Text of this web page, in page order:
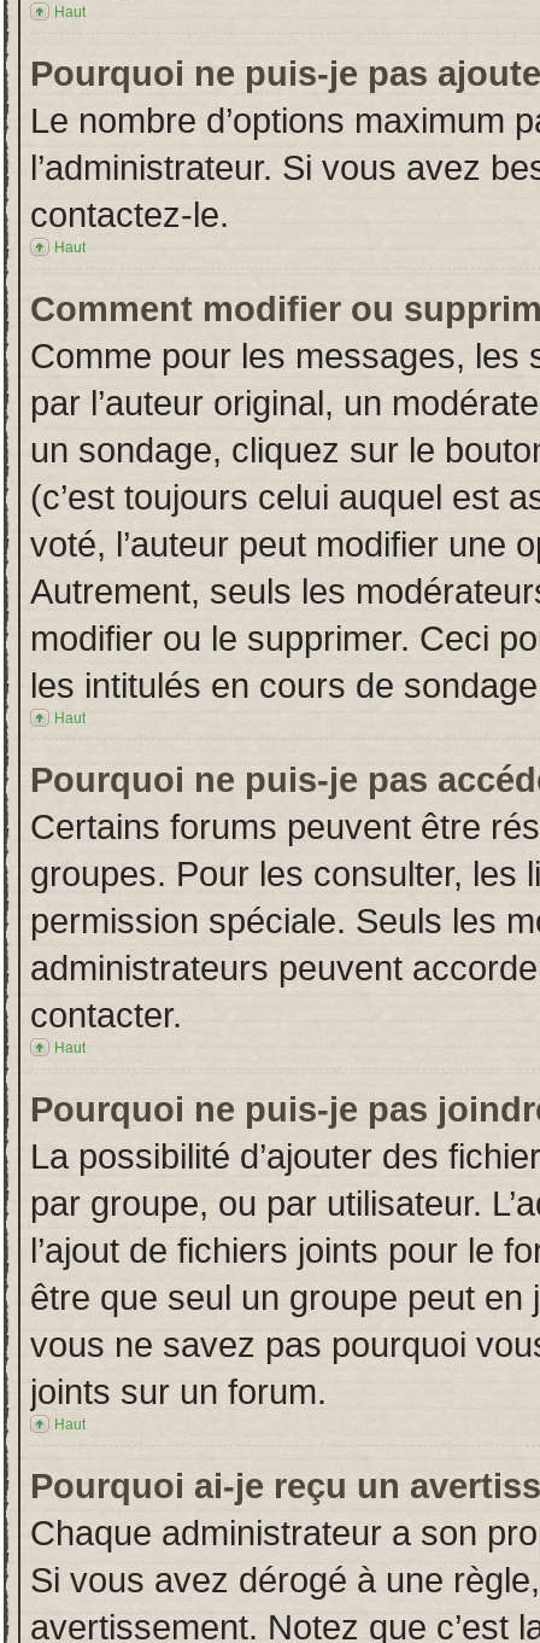
Haut
Pourquoi ne puis-je pas
Le nombre d’options maximum
l’administrateur. Si vous avez
contactez-le.
Haut
Comment modifier ou
Comme pour les messages, les
par l’auteur original, un
un sondage, cliquez sur le
(c’est toujours celui auquel est
voté, l’auteur peut modifier une
Autrement, seuls les
modifier ou le supprimer. Ceci
les intitulés en cours de
Haut
Pourquoi ne puis-je pas
Certains forums peuvent être
groupes. Pour les consulter, les
permission spéciale. Seuls les
administrateurs peuvent
contacter.
Haut
Pourquoi ne puis-je pas
La possibilité d’ajouter des
par groupe, ou par utilisateur.
l’ajout de fichiers joints pour le
être que seul un groupe peut en
vous ne savez pas pourquoi
joints sur un forum.
Haut
Pourquoi ai-je reçu un
Chaque administrateur a son
Si vous avez dérogé à une
avertissement. Notez que c’est